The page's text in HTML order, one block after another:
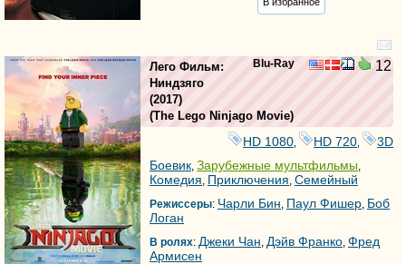
В избранное
Blu-Ray 12
Лего Фильм:
Ниндзяго
(2017)
(The Lego Ninjago Movie)
HD 1080 HD 720
3D
Боевик Зарубежные мультфильмы
Комедия Приключения Семейный
Режиссеры: Чарли Бин Паул Фишер Боб
Логан
В ролях: Джеки Чан Дэйв Франко Фред
Армисен